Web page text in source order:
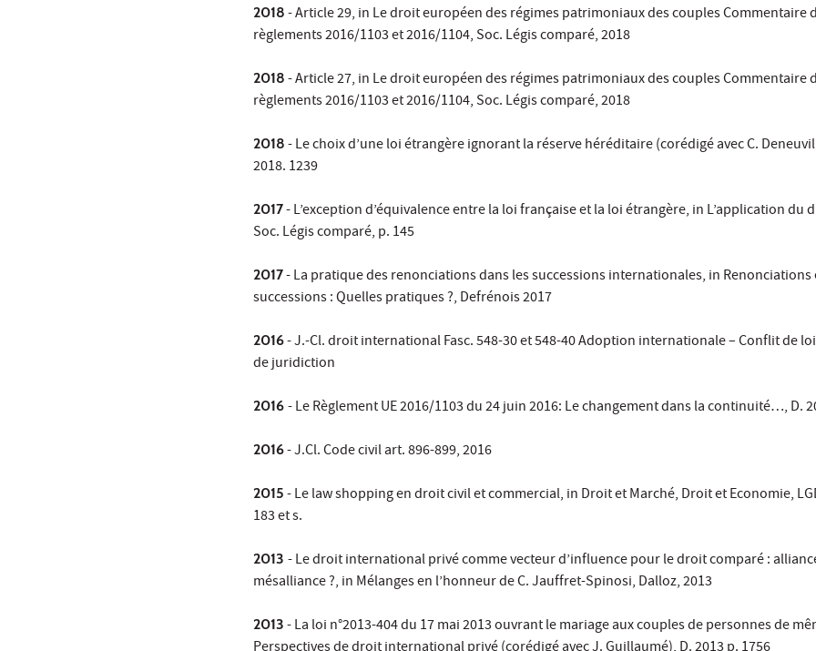
2018 - Article 29, in Le droit européen des régimes patrimoniaux des couples Commentaire
règlements 2016/1103 et 2016/1104, Soc. Légis comparé, 2018
2018 - Article 27, in Le droit européen des régimes patrimoniaux des couples Commentaire
règlements 2016/1103 et 2016/1104, Soc. Légis comparé, 2018
2018 - Le choix d’une loi étrangère ignorant la réserve héréditaire (corédigé avec C.
2018. 1239
2017- L’exception d’équivalence entre la loi française et la loi étrangère, in L’application du
Soc. Légis comparé, p. 145
2017- La pratique des renonciations dans les successions internationales, in Renonciations
successions : Quelles pratiques ?, Defrénois 2017
2016- J.-Cl. droit international Fasc. 548-30 et 548-40 Adoption internationale – Conflit de
de juridiction
2016 - Le Règlement UE 2016/1103 du 24 juin 2016: Le changement dans la continuité…, D.
2016- J.Cl. Code civil art. 896-899, 2016
2015 - Le law shopping en droit civil et commercial, in Droit et Marché, Droit et Economie,
183 et s.
2013 - Le droit international privé comme vecteur d’influence pour le droit comparé :
mésalliance ?, in Mélanges en l’honneur de C. Jauffret-Spinosi, Dalloz, 2013
2013 - La loi n°2013-404 du 17 mai 2013 ouvrant le mariage aux couples de personnes de